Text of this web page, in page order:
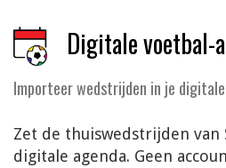
Digitale voetbal-
Importeer wedstrijden in je
Zet de thuiswedstrijden van
digitale agenda. Geen